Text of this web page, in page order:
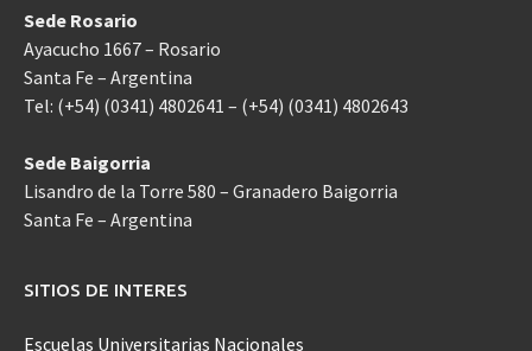
Sede Rosario
Ayacucho 1667 – Rosario
Santa Fe – Argentina
Tel: (+54) (0341) 4802641 – (+54) (0341) 4802643
Sede Baigorria
Lisandro de la Torre 580 – Granadero Baigorria
Santa Fe – Argentina
SITIOS DE INTERES
Escuelas Universitarias Nacionales